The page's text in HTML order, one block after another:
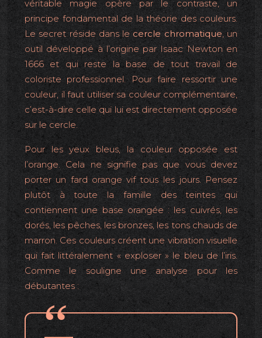
véritable magie opère par le contraste, un
principe fondamental de la théorie des couleurs.
Le secret réside dans lecercle chromatique, un
outil développé à l’origine par Isaac Newton en
1666 et qui reste la base de tout travail de
coloriste professionnel. Pour faire ressortir une
couleur, il faut utiliser sa couleur complémentaire,
c’est-à-dire celle qui lui est directement opposée
sur le cercle.
Pour les yeux bleus, la couleur opposée est
l’orange. Cela ne signifie pas que vous devez
porter un fard orange vif tous les jours. Pensez
plutôt à toute la famille des teintes qui
contiennent une base orangée : les cuivrés, les
dorés, les pêches, les bronzes, les tons chauds de
marron. Ces couleurs créent une vibration visuelle
qui fait littéralement « exploser » le bleu de l’iris.
Comme le souligne une analyse pour les
débutantes :